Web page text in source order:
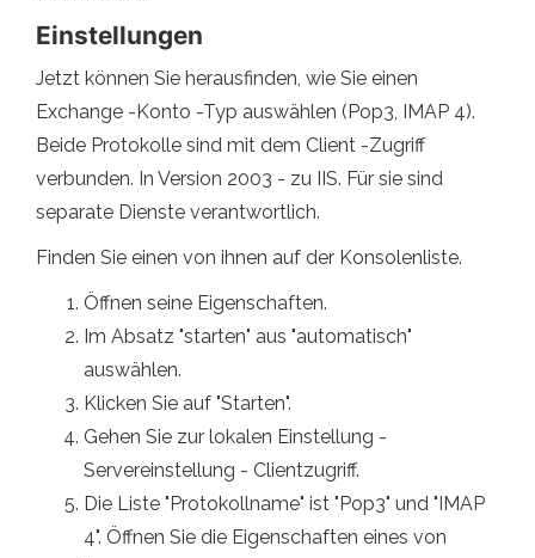
Einstellungen
Jetzt können Sie herausfinden, wie Sie einen
Exchange -Konto -Typ auswählen (Pop3, IMAP 4).
Beide Protokolle sind mit dem Client -Zugriff
verbunden. In Version 2003 - zu IIS. Für sie sind
separate Dienste verantwortlich.
Finden Sie einen von ihnen auf der Konsolenliste.
Öffnen seine Eigenschaften.
Im Absatz "starten" aus "automatisch"
auswählen.
Klicken Sie auf "Starten".
Gehen Sie zur lokalen Einstellung -
Servereinstellung - Clientzugriff.
Die Liste "Protokollname" ist "Pop3" und "IMAP
4". Öffnen Sie die Eigenschaften eines von